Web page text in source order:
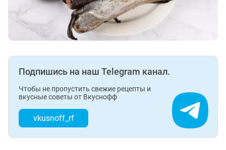
Подпишись на наш Telegram канал.
Чтобы не пропустить свежие рецепты и
вкусные советы от Вкуснофф
vkusnoff_rf